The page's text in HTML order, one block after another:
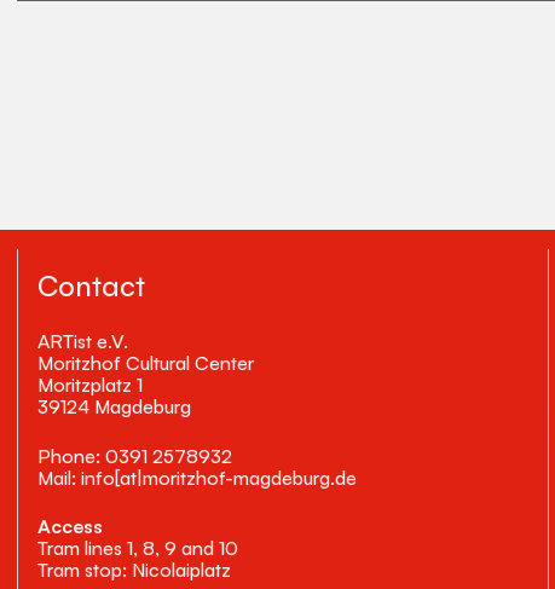
Contact
ARTist e.V.
Moritzhof Cultural Center
Moritzplatz 1
39124 Magdeburg
Phone: 0391 2578932
Mail: info[at|moritzhof-magdeburg.de
Access
Tram lines 1, 8, 9 and 10
Tram stop: Nicolaiplatz